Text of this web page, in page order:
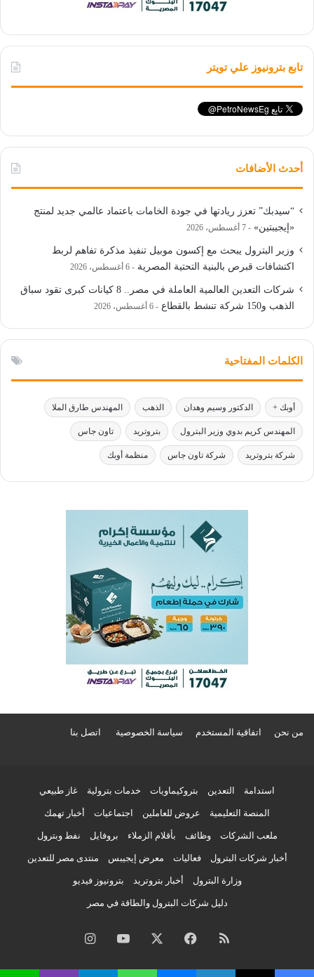
تابع بترونيوز علي تويتر
أحدث الأضافات
“سيدبك” تعزز ريادتها في جودة الخامات باعتماد عالمي جديد لمنتج
«إيجيبتين»
7 أغسطس، 2026
وزير البترول يبحث مع إكسون موبيل تنفيذ مذكرة تفاهم لربط
اكتشافات قبرص بالبنية التحتية المصرية
6 أغسطس، 2026
شركات التعدين العالمية العاملة في مصر.. 8 كيانات كبرى تقود سباق
الذهب و150 شركة تنشط بالقطاع
6 أغسطس، 2026
الكلمات المفتاحية
أوبك + الدكتور وسيم وهدان الذهب المهندس طارق الملا
المهندس كريم بدوي وزير البترول بتروتريد تاون جاس
شركة بتروتريد شركة تاون جاس منظمة أوبك
من نحن اتفاقية المستخدم سياسة الخصوصية اتصل بنا
استدامة التعدين بتروكيماويات خدمات بترولية غاز طبيعي
المنصة التعليمية عروض للعاملين اجتماعيات أخبار تهمك
ملعب الشركات وظائف بأقلام الزملاء بروفايل نفط وبترول
أخبار شركات البترول فعاليات معرض إيجيبس منتدى مصر للتعدين
وزارة البترول أخبار بتروتريد بترونيوز فيديو
دليل شركات البترول والطاقة في مصر
ملخص
الموقع
فيسبوك ‫YouTubeانستقرام